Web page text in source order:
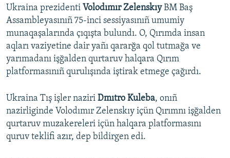
Ukraina prezidenti Volodımır ZelenskıyBM Baş
Assambleyasınıñ 75-inci sessiyasınıñ umumiy
munaqaşalarında çıqışta bulundı. O, Qırımda insan
aqları vaziyetine dair yañı qararğa qol tutmağa ve
yarımadanı işğalden qurtaruv halqara Qırım
platformasınıñ qurulışında iştirak etmege çağırdı.
Ukraina Tış işler naziri Dmıtro Kuleba, onıñ
nazirliginde Volodımır Zelenskıy içün Qırımnı işğalden
qurtaruv muzakereleri içün halqara platformasını
quruv teklifi azır, dep bildirgen edi.